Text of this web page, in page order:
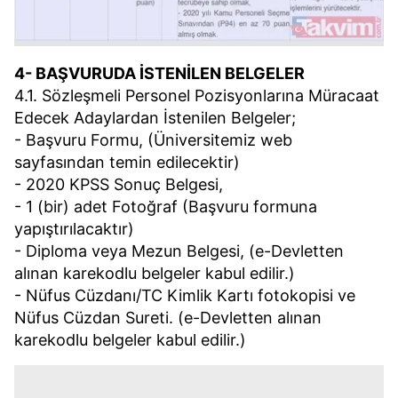
4- BAŞVURUDA İSTENİLEN BELGELER
4.1. Sözleşmeli Personel Pozisyonlarına Müracaat
Edecek Adaylardan İstenilen Belgeler;
- Başvuru Formu, (Üniversitemiz web
sayfasından temin edilecektir)
- 2020 KPSS Sonuç Belgesi,
- 1 (bir) adet Fotoğraf (Başvuru formuna
yapıştırılacaktır)
- Diploma veya Mezun Belgesi, (e-Devletten
alınan karekodlu belgeler kabul edilir.)
- Nüfus Cüzdanı/TC Kimlik Kartı fotokopisi ve
Nüfus Cüzdan Sureti. (e-Devletten alınan
karekodlu belgeler kabul edilir.)